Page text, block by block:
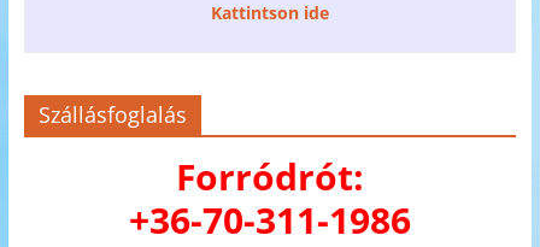
Kattintson ide
Szállásfoglalás
Forródrót:
+36-70-311-1986